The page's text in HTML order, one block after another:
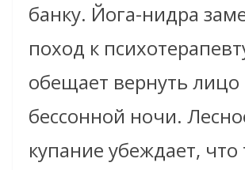
банку. Йога-нидра
поход к
обещает вернуть лицо
бессонной ночи.
купание убеждает, что